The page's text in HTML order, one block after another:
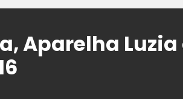
Aparelha Luzia